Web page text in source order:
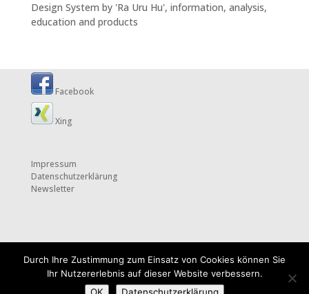
Design System by 'Ra Uru Hu', information, analysis,
education and products
Facebook
Xing
Impressum
Datenschutzerklärung
Newsletter
Durch Ihre Zustimmung zum Einsatz von Cookies können Sie
Ihr Nutzererlebnis auf dieser Website verbessern.